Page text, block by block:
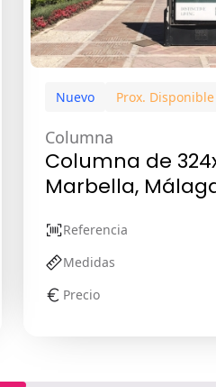
Nuevo Prox. Disponible
Columna
Columna de
Marbella,
Referencia
Medidas
Precio